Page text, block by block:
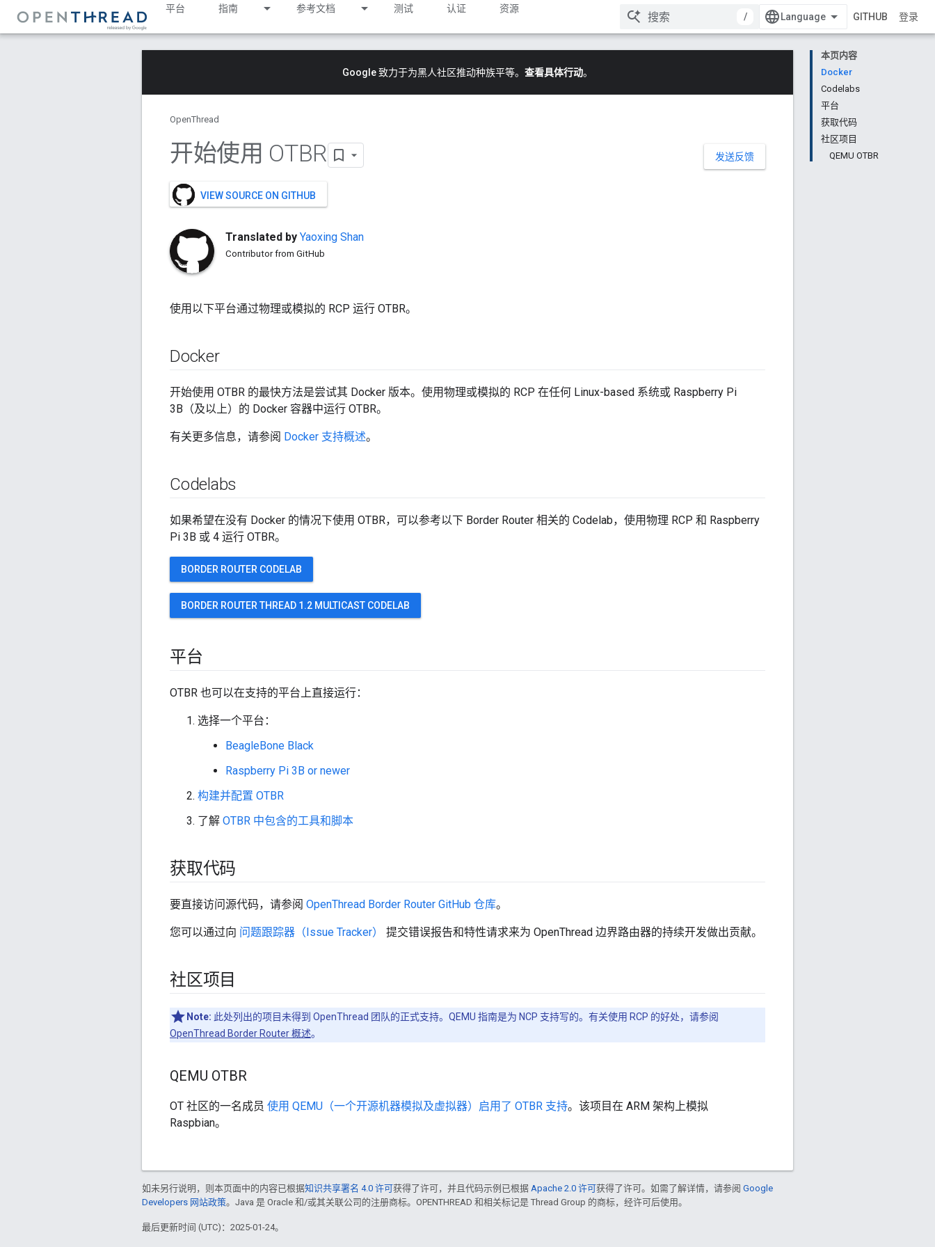
平台 指南 参考文档 测试 认证 资源
/ GITHUB 登录
本页内容
Docker
Codelabs
平台
获取代码
社区项目
QEMU OTBR
Google 致力于为黑人社区推动种族平等。 查看具体行动。
OpenThread
发送反馈
开始使用 OTBR
VIEW SOURCE ON GITHUB
Translated by Yaoxing Shan
Contributor from GitHub
使用以下平台通过物理或模拟的 RCP 运行 OTBR。
Docker
开始使用 OTBR 的最快方法是尝试其 Docker 版本。使用物理或模拟的 RCP 在任何 Linux-based 系统或 Raspberry Pi
3B（及以上）的 Docker 容器中运行 OTBR。
有关更多信息，请参阅 Docker 支持概述。
Codelabs
如果希望在没有 Docker 的情况下使用 OTBR，可以参考以下 Border Router 相关的 Codelab，使用物理 RCP 和 Raspberry
Pi 3B 或 4 运行 OTBR。
BORDER ROUTER CODELAB
BORDER ROUTER THREAD 1.2 MULTICAST CODELAB
平台
OTBR 也可以在支持的平台上直接运行：
选择一个平台：
BeagleBone Black
Raspberry Pi 3B or newer
构建并配置 OTBR
了解 OTBR 中包含的工具和脚本
获取代码
要直接访问源代码，请参阅 OpenThread Border Router GitHub 仓库。
您可以通过向 问题跟踪器（Issue Tracker） 提交错误报告和特性请求来为 OpenThread 边界路由器的持续开发做出贡献。
社区项目
Note: 此处列出的项目未得到 OpenThread 团队的正式支持。QEMU 指南是为 NCP 支持写的。有关使用 RCP 的好处，请参阅
OpenThread Border Router 概述。
QEMU OTBR
OT 社区的一名成员 使用 QEMU（一个开源机器模拟及虚拟器）启用了 OTBR 支持。该项目在 ARM 架构上模拟
Raspbian。
如未另行说明，则本页面中的内容已根据知识共享署名 4.0 许可获得了许可，并且代码示例已根据 Apache 2.0 许可获得了许可。如需了解详情，请参阅 Google
Developers 网站政策。Java 是 Oracle 和/或其关联公司的注册商标。OPENTHREAD 和相关标记是 Thread Group 的商标，经许可后使用。
最后更新时间 (UTC)：2025-01-24。